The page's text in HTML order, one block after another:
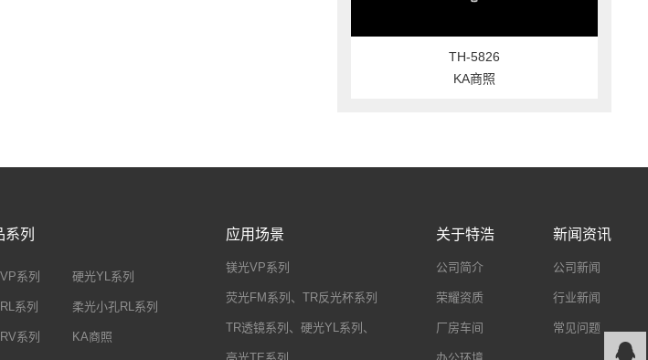
TH-5826
KA商照
系列
系列 硬光YL系列
系列 柔光小孔RL系列
系列 KA商照
应用场景
镁光VP系列
荧光FM系列、TR反光杯系列
TR透镜系列、硬光YL系列、
关于特浩
公司简介
荣耀资质
厂房车间
新闻资讯
公司新闻
行业新闻
常见问题